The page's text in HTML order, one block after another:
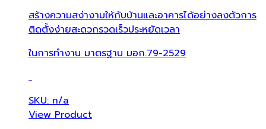
สร้างความสง่างามให้กับบ้านและอาคารได้อย่างลงตัวการ
ติดตั้งง่ายสะดวกรวดเร็วประหยัดเวลา
ในการทำงาน มาตรฐาน มอก.79-2529
SKU: n/a
View Product